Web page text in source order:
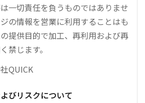
一切責任を負うものではありませ
の情報を営業に利用することはも
提供目的で加工、再利用および再
禁じます。
QUICK
びリスクについて